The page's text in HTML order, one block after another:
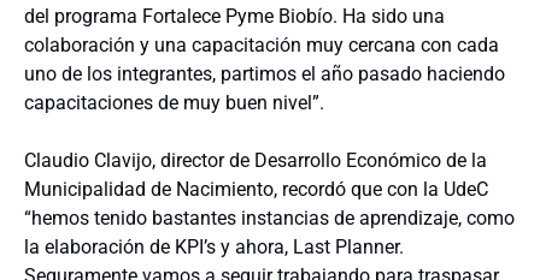
del programa Fortalece Pyme Biobío. Ha sido una
colaboración y una capacitación muy cercana con cada
uno de los integrantes, partimos el año pasado haciendo
capacitaciones de muy buen nivel”.
Claudio Clavijo, director de Desarrollo Económico de la
Municipalidad de Nacimiento, recordó que con la UdeC
“hemos tenido bastantes instancias de aprendizaje, como
la elaboración de KPI’s y ahora, Last Planner.
Seguramente vamos a seguir trabajando para traspasar